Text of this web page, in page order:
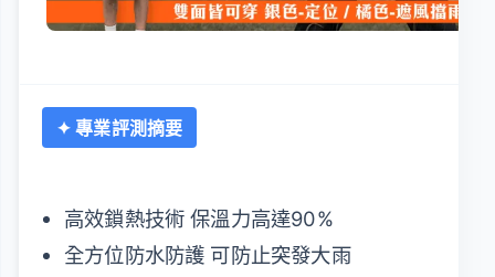
✦ 專業評測摘要
高效鎖熱技術 保溫力高達90%
全方位防水防護 可防止突發大雨